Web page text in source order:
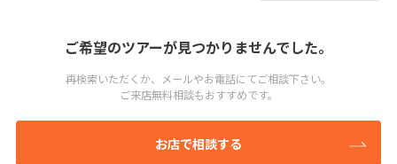
ご希望のツアーが見つかりませんでした。
再検索いただくか、メールやお電話にてご相談下さい。
ご来店無料相談もおすすめです。
お店で相談する